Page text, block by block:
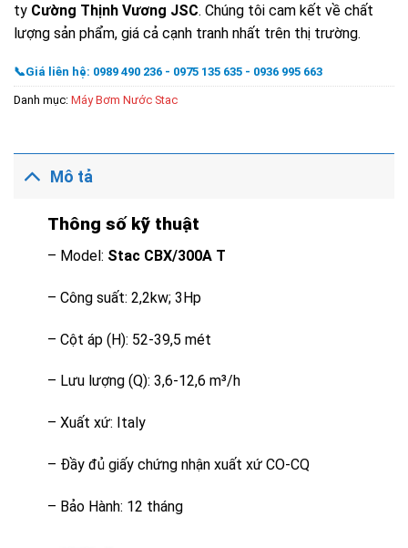
ty Cường Thịnh Vương JSC. Chúng tôi cam kết về chất
lượng sản phẩm, giá cả cạnh tranh nhất trên thị trường.
📞Giá liên hệ: 0989 490 236 - 0975 135 635 - 0936 995 663
Danh mục: Máy Bơm Nước Stac
Mô tả
Thông số kỹ thuật
– Model: Stac CBX/300A T
– Công suất: 2,2kw; 3Hp
– Cột áp (H): 52-39,5 mét
– Lưu lượng (Q): 3,6-12,6 m³/h
– Xuất xứ: Italy
– Đầy đủ giấy chứng nhận xuất xứ CO-CQ
– Bảo Hành: 12 tháng